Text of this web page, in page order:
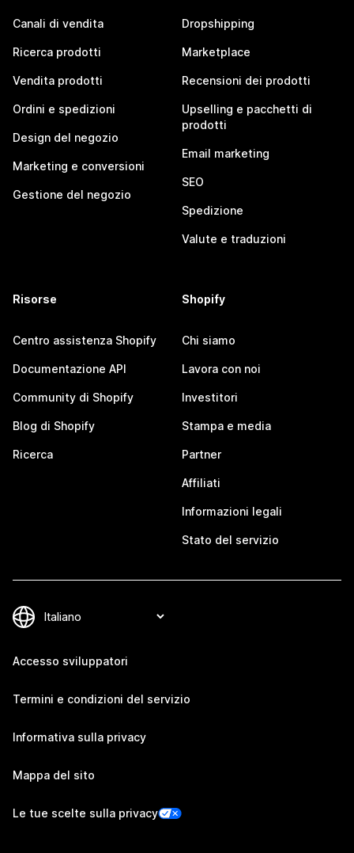
Canali di vendita
Ricerca prodotti
Vendita prodotti
Ordini e spedizioni
Design del negozio
Marketing e conversioni
Gestione del negozio
Dropshipping
Marketplace
Recensioni dei prodotti
Upselling e pacchetti di
prodotti
Email marketing
SEO
Spedizione
Valute e traduzioni
Risorse
Centro assistenza Shopify
Documentazione API
Community di Shopify
Blog di Shopify
Ricerca
Shopify
Chi siamo
Lavora con noi
Investitori
Stampa e media
Partner
Affiliati
Informazioni legali
Stato del servizio
Accesso sviluppatori
Termini e condizioni del servizio
Informativa sulla privacy
Mappa del sito
Le tue scelte sulla privacy